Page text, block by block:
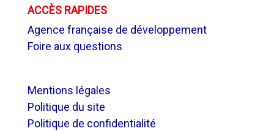
ACCÈS RAPIDES
Agence française de développement
Foire aux questions
Mentions légales
Politique du site
Politique de confidentialité